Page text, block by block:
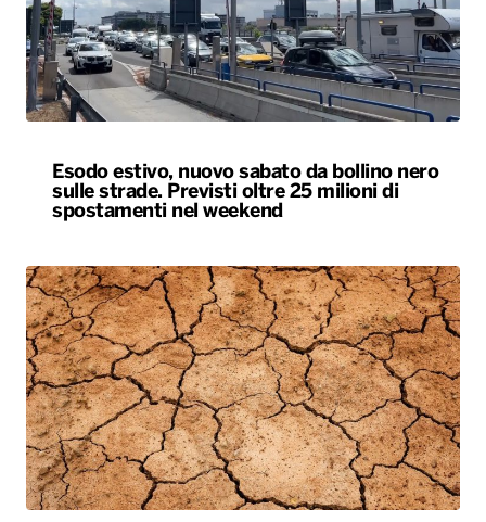
Esodo estivo, nuovo sabato da bollino nero
sulle strade. Previsti oltre 25 milioni di
spostamenti nel weekend